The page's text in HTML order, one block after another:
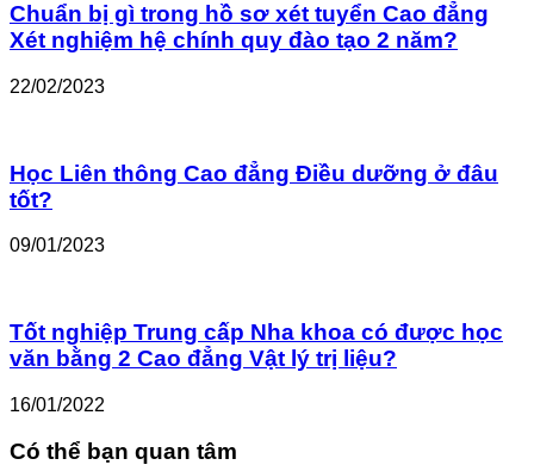
Chuẩn bị gì trong hồ sơ xét tuyển Cao đẳng
Xét nghiệm hệ chính quy đào tạo 2 năm?
22/02/2023
Học Liên thông Cao đẳng Điều dưỡng ở đâu
tốt?
09/01/2023
Tốt nghiệp Trung cấp Nha khoa có được học
văn bằng 2 Cao đẳng Vật lý trị liệu?
16/01/2022
Có thể bạn quan tâm